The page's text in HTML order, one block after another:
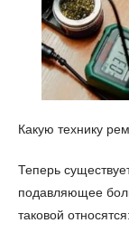
Какую технику
Теперь
подавляющее
таковой относятся: